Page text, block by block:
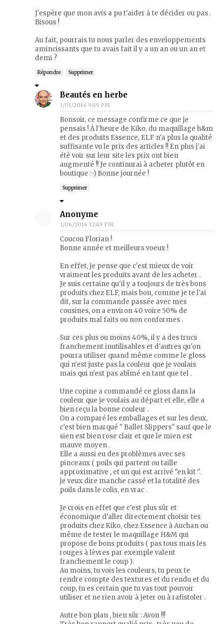
J'espère que mon avis a pu t'aider à te décider ou pas .
Bisous !
Au fait, pourrais tu nous parler des enveloppements
amincissants que tu avais fait il y a un an ou un an et
demi ?
Répondre Supprimer
Beautés en herbe
1/01/2016 9:49 PM
Bonsoir, ce message confirme ce que je
pensais ! À l'heure de Kiko, du maquillage h&m
et des produits Essence, ELF n'a plus la qualité
suffisante vu le prix des articles !! En plus j'ai
été voir sur leur site les prix ont bien
augmenté !! Je continurai à acheter plutôt en
boutique :-) Bonne journée !
Supprimer
Anonyme
1/06/2016 12:49 PM
Coucou Florian !
Bonne année et meilleurs voeux !
En effet, je pense que c'est mieux de voir
vraiment les produits avant de les acheter .
Je suis certaine qu'il y a toujours de très bons
produits chez ELF, mais bon, comme je te l'ai
dit, sur la commande passée avec mes
cousines, on a environ 40 voire 50% de
produits mal faits ou non conformes .
Sur ces plus ou moins 40%, il y a des trucs
franchement inutilisables et d'autres qu'on
pourra utiliser quand même comme le gloss
qui n'est juste pas la couleur que je voulais
mais qui n'est pas abîmé en tant que tel .
Une copine a commandé ce gloss dans la
couleur que je voulais au départ et elle, elle a
bien reçu la bonne couleur .
On a comparé les emballages et sur les deux,
c'est bien marqué " Ballet Slippers" sauf que le
sien est bien rose clair et que le mien est
mauve moyen .
Elle a aussi eu des problèmes avec ses
pinceaux ( poils qui partent ou taille
approximative , et un qui est arrivé "en kit ".
je veux dire manche cassé et la totalité des
poils dans le colis, en vrac .
Je crois en effet que c'est plus sûr et
économique d'aller directement choisir tes
produits chez Kiko, chez Essence à Auchan ou
même de tester le maquillage H&M qui
propose de bons produits ( pas tous mais les
rouges à lèvres par exemple valent
franchement le coup ).
Au moins, tu vois les couleurs, tu peux te
rendre compte des textures et du rendu et du
coup, tu es certain que tu vas tout pouvoir
utiliser et ne rien avoir à jeter ou à rafistoler .
Autre bon plan , bien sûr : Avon !!!